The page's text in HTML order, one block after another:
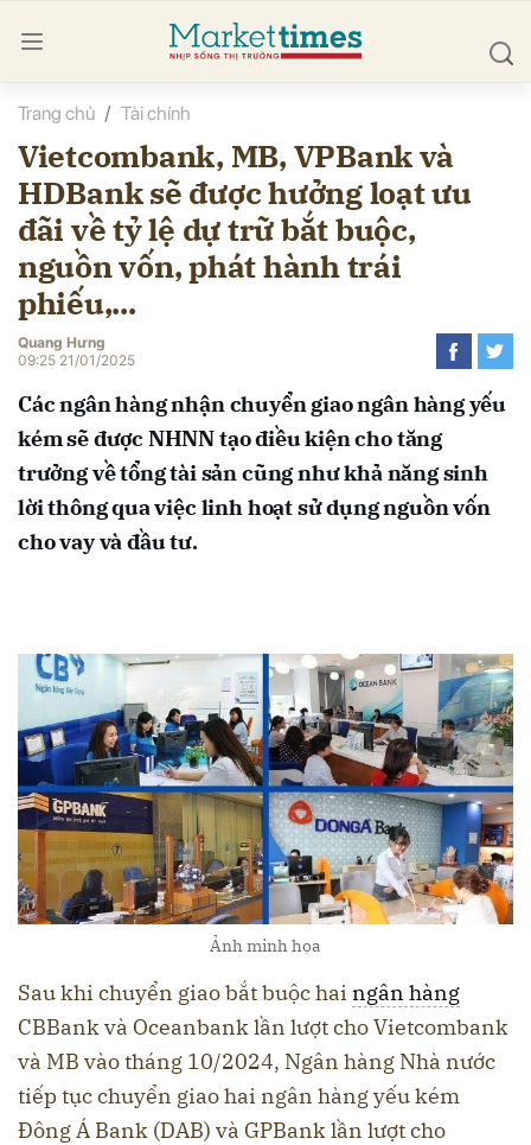
Trang chủ Tài chính
Vietcombank, MB, VPBank và
HDBank sẽ được hưởng loạt ưu
đãi về tỷ lệ dự trữ bắt buộc,
nguồn vốn, phát hành trái
phiếu,...
Quang Hưng
09:25 21/01/2025
Các ngân hàng nhận chuyển giao ngân hàng yếu
kém sẽ được NHNN tạo điều kiện cho tăng
trưởng về tổng tài sản cũng như khả năng sinh
lời thông qua việc linh hoạt sử dụng nguồn vốn
cho vay và đầu tư.
Ảnh minh họa
Sau khi chuyển giao bắt buộc hai ngân hàng
CBBank và Oceanbank lần lượt cho Vietcombank
và MB vào tháng 10/2024, Ngân hàng Nhà nước
tiếp tục chuyển giao hai ngân hàng yếu kém
Đông Á Bank (DAB) và GPBank lần lượt cho
luận